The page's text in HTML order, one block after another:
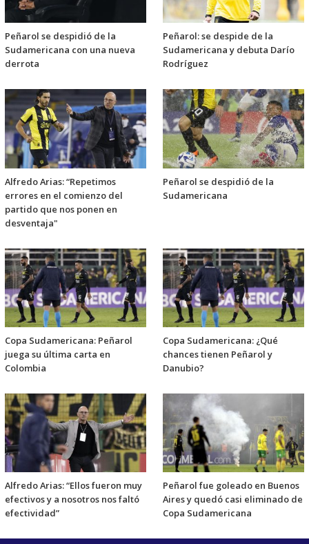
Peñarol se despidió de la
Sudamericana con una nueva
derrota
Peñarol: se despide de la
Sudamericana y debuta Darío
Rodríguez
Alfredo Arias: “Repetimos
errores en el comienzo del
partido que nos ponen en
desventaja"
Peñarol se despidió de la
Sudamericana
Copa Sudamericana: Peñarol
juega su última carta en
Colombia
Copa Sudamericana: ¿Qué
chances tienen Peñarol y
Danubio?
Alfredo Arias: “Ellos fueron muy
efectivos y a nosotros nos faltó
efectividad”
Peñarol fue goleado en Buenos
Aires y quedó casi eliminado de
Copa Sudamericana